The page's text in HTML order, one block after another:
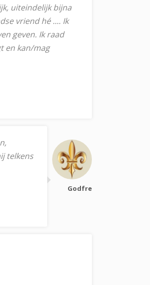
uiteindelijk bijna
vriend hé .... Ik
geven. Ik raad
en kan/mag
Godfre
telkens